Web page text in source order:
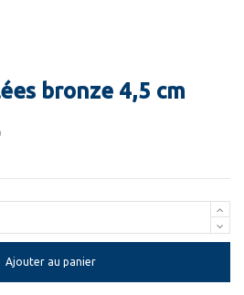
bronze 4,5 cm
Ajouter au panier